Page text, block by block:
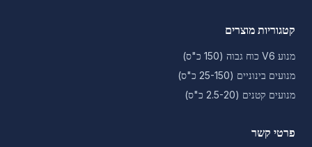
קטגוריות מוצרים
מנוע V6 כוח גבוה (150 כ"ס)
מנועים בינוניים (25-150 כ"ס)
מנועים קטנים (2.5-20 כ"ס)
פרטי קשר